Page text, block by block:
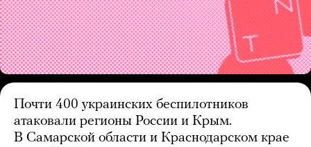
Почти 400 украинских беспилотников
атаковали регионы России и Крым.
В Самарской области и Краснодарском крае